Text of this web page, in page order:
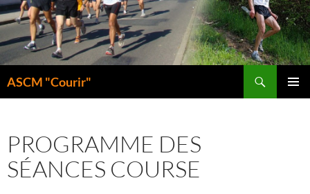
Aller
au
contenu
ASCM "Courir"
PROGRAMME DES
SÉANCES COURSE